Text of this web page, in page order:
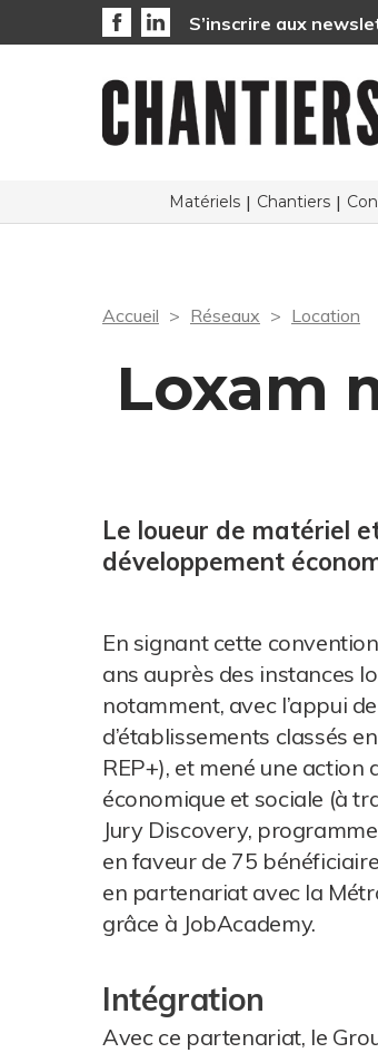
S’inscrire aux
Matériels Chantiers
Accueil Réseaux Location
Loxam
Le loueur de matériel
développement
En signant cette
ans auprès des instances
notamment, avec l’appui
d’établissements classés
REP+), et mené une
économique et sociale (à
Jury Discovery,
en faveur de 75
en partenariat avec la
grâce à JobAcademy.
Intégration
Avec ce partenariat, le